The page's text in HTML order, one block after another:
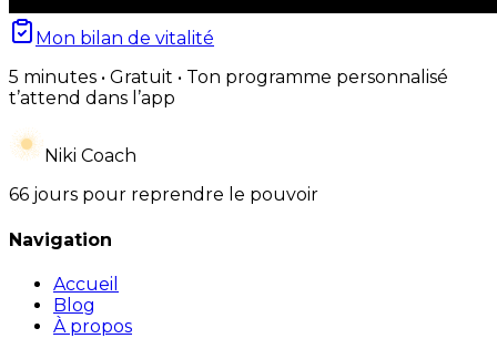
Mon bilan de vitalité
5 minutes • Gratuit • Ton programme personnalisé
t’attend dans l’app
Niki Coach
66 jours pour reprendre le pouvoir
Navigation
Accueil
Blog
À propos